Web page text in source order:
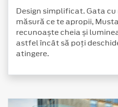
Design simplificat. Gata cu
măsură ce te apropii,
recunoaște cheia și
astfel încât să poți
atingere.